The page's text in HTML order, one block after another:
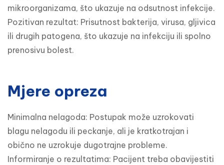
mikroorganizama, što ukazuje na odsutnost infekcije.
Pozitivan rezultat: Prisutnost bakterija, virusa, gljivica
ili drugih patogena, što ukazuje na infekciju ili spolno
prenosivu bolest.
Mjere opreza
Minimalna nelagoda: Postupak može uzrokovati
blagu nelagodu ili peckanje, ali je kratkotrajan i
obično ne uzrokuje dugotrajne probleme.
Informiranje o rezultatima: Pacijent treba obavijestiti